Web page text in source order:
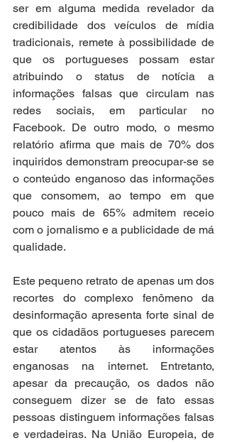
ser em alguma medida revelador da
credibilidade dos veículos de mídia
tradicionais, remete à possibilidade de
que os portugueses possam estar
atribuindo o status de notícia a
informações falsas que circulam nas
redes sociais, em particular no
Facebook. De outro modo, o mesmo
relatório afirma que mais de 70% dos
inquiridos demonstram preocupar-se se
o conteúdo enganoso das informações
que consomem, ao tempo em que
pouco mais de 65% admitem receio
com o jornalismo e a publicidade de má
qualidade.
Este pequeno retrato de apenas um dos
recortes do complexo fenômeno da
desinformação apresenta forte sinal de
que os cidadãos portugueses parecem
estar atentos às informações
enganosas na internet. Entretanto,
apesar da precaução, os dados não
conseguem dizer se de fato essas
pessoas distinguem informações falsas
e verdadeiras. Na União Europeia, de